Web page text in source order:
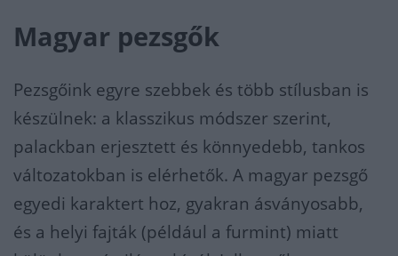
Magyar pezsgők
Pezsgőink egyre szebbek és több stílusban is
készülnek: a klasszikus módszer szerint,
palackban erjesztett és könnyedebb, tankos
változatokban is elérhetők. A magyar pezsgő
egyedi karaktert hoz, gyakran ásványosabb,
és a helyi fajták (például a furmint) miatt